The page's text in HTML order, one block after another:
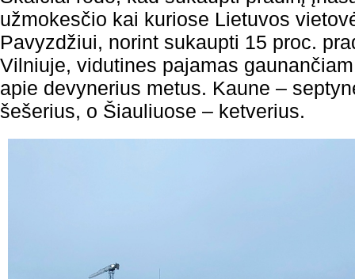
užmokesčio kai kuriose Lietuvos
Pavyzdžiui, norint sukaupti 15 proc.
Vilniuje, vidutines pajamas
apie devynerius metus. Kaune –
šešerius, o Šiauliuose – ketverius.